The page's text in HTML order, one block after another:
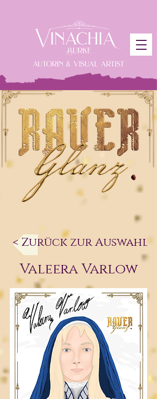
< Zurück zur Auswahl
Valeera Varlow